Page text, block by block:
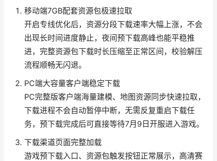
移动端7GB配套资源包极速拉取
开启专线优化后，资源分段下载速率大幅上涨，不会
出现长时间进度静止，夜间预下载高峰也能平稳推
进，完整资源包下载时长压缩至正常区间，校验解压
流程顺畅无闪退。
PC端大容量客户端稳定下载
PC完整版客户端海量建模、地图资源同步快速拉取，
下载进程不会自动暂停中断，无需反复重启下载任
务，预下载完成后可直接等待7月9日开服进入游戏。
下载渠道页面完整加载
游戏预下载入口、资源包触发按钮正常展示，高清赛